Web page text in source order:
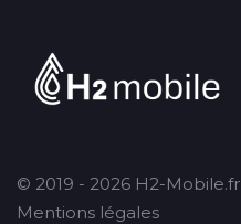
© 2019 - 2026 H2-Mobile.fr
Mentions légales